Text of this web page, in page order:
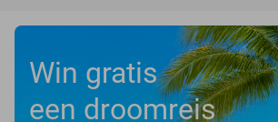
Win gratis
een droomreis